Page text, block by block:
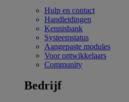
Hulp en contact
Handleidingen
Kennisbank
Systeemstatus
Aangepaste modules
Voor ontwikkelaars
Community
Bedrijf